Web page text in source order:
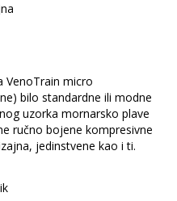
VenoTrain micro
bilo standardne ili modne
uzorka mornarsko plave
ručno bojene kompresivne
jedinstvene kao i ti.